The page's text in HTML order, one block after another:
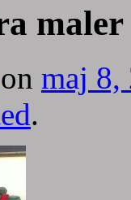
maler
on maj 8,
.